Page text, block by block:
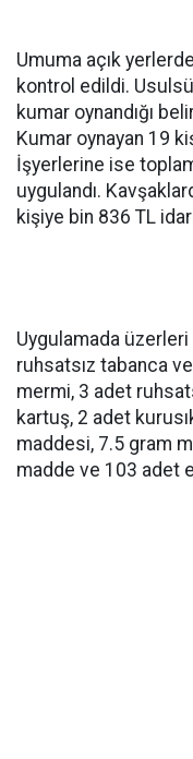
Umuma açık
kontrol edildi.
kumar oynandığı
Kumar oynayan 19
İşyerlerine ise
uygulandı.
kişiye bin 836 TL
Uygulamada
ruhsatsız tabanca
mermi, 3 adet
kartuş, 2 adet
maddesi, 7.5 gram
madde ve 103 adet